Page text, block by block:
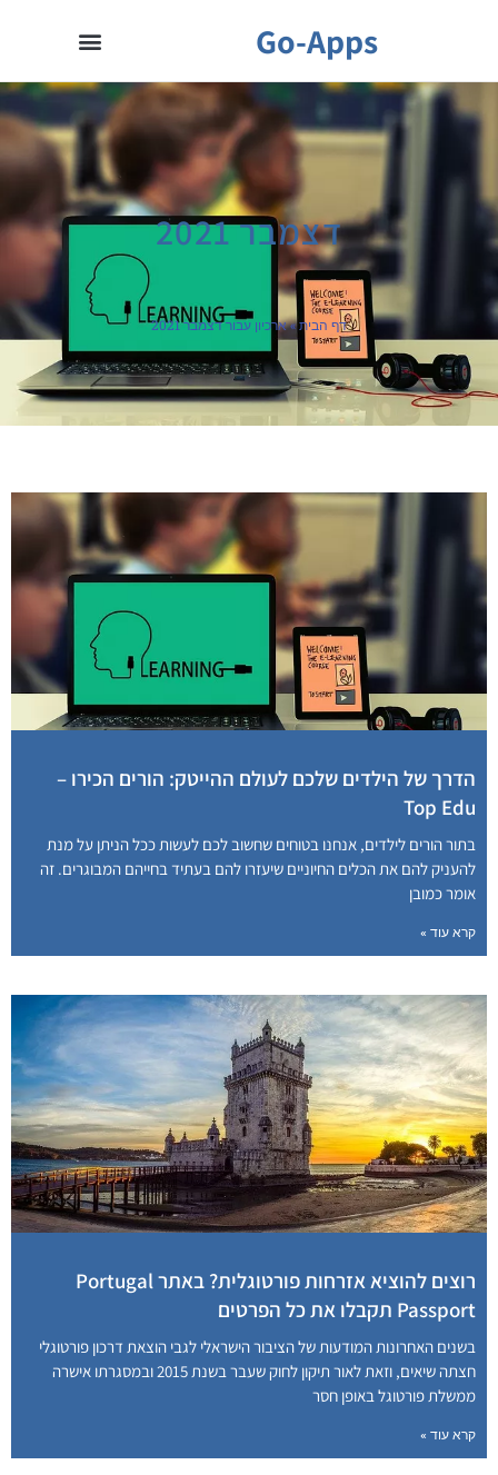
Go-Apps
דצמבר 2021
דף הבית»ארכיון עבור דצמבר 2021
הדרך של הילדים שלכם לעולם ההייטק: הורים הכירו –
Top Edu
בתור הורים לילדים, אנחנו בטוחים שחשוב לכם לעשות ככל הניתן על מנת
להעניק להם את הכלים החיוניים שיעזרו להם בעתיד בחייהם המבוגרים. זה
אומר כמובן
קרא עוד »
רוצים להוציא אזרחות פורטוגלית? באתר Portugal
Passport תקבלו את כל הפרטים
בשנים האחרונות המודעות של הציבור הישראלי לגבי הוצאת דרכון פורטוגלי
חצתה שיאים, וזאת לאור תיקון לחוק שעבר בשנת 2015 ובמסגרתו אישרה
ממשלת פורטוגל באופן חסר
קרא עוד »